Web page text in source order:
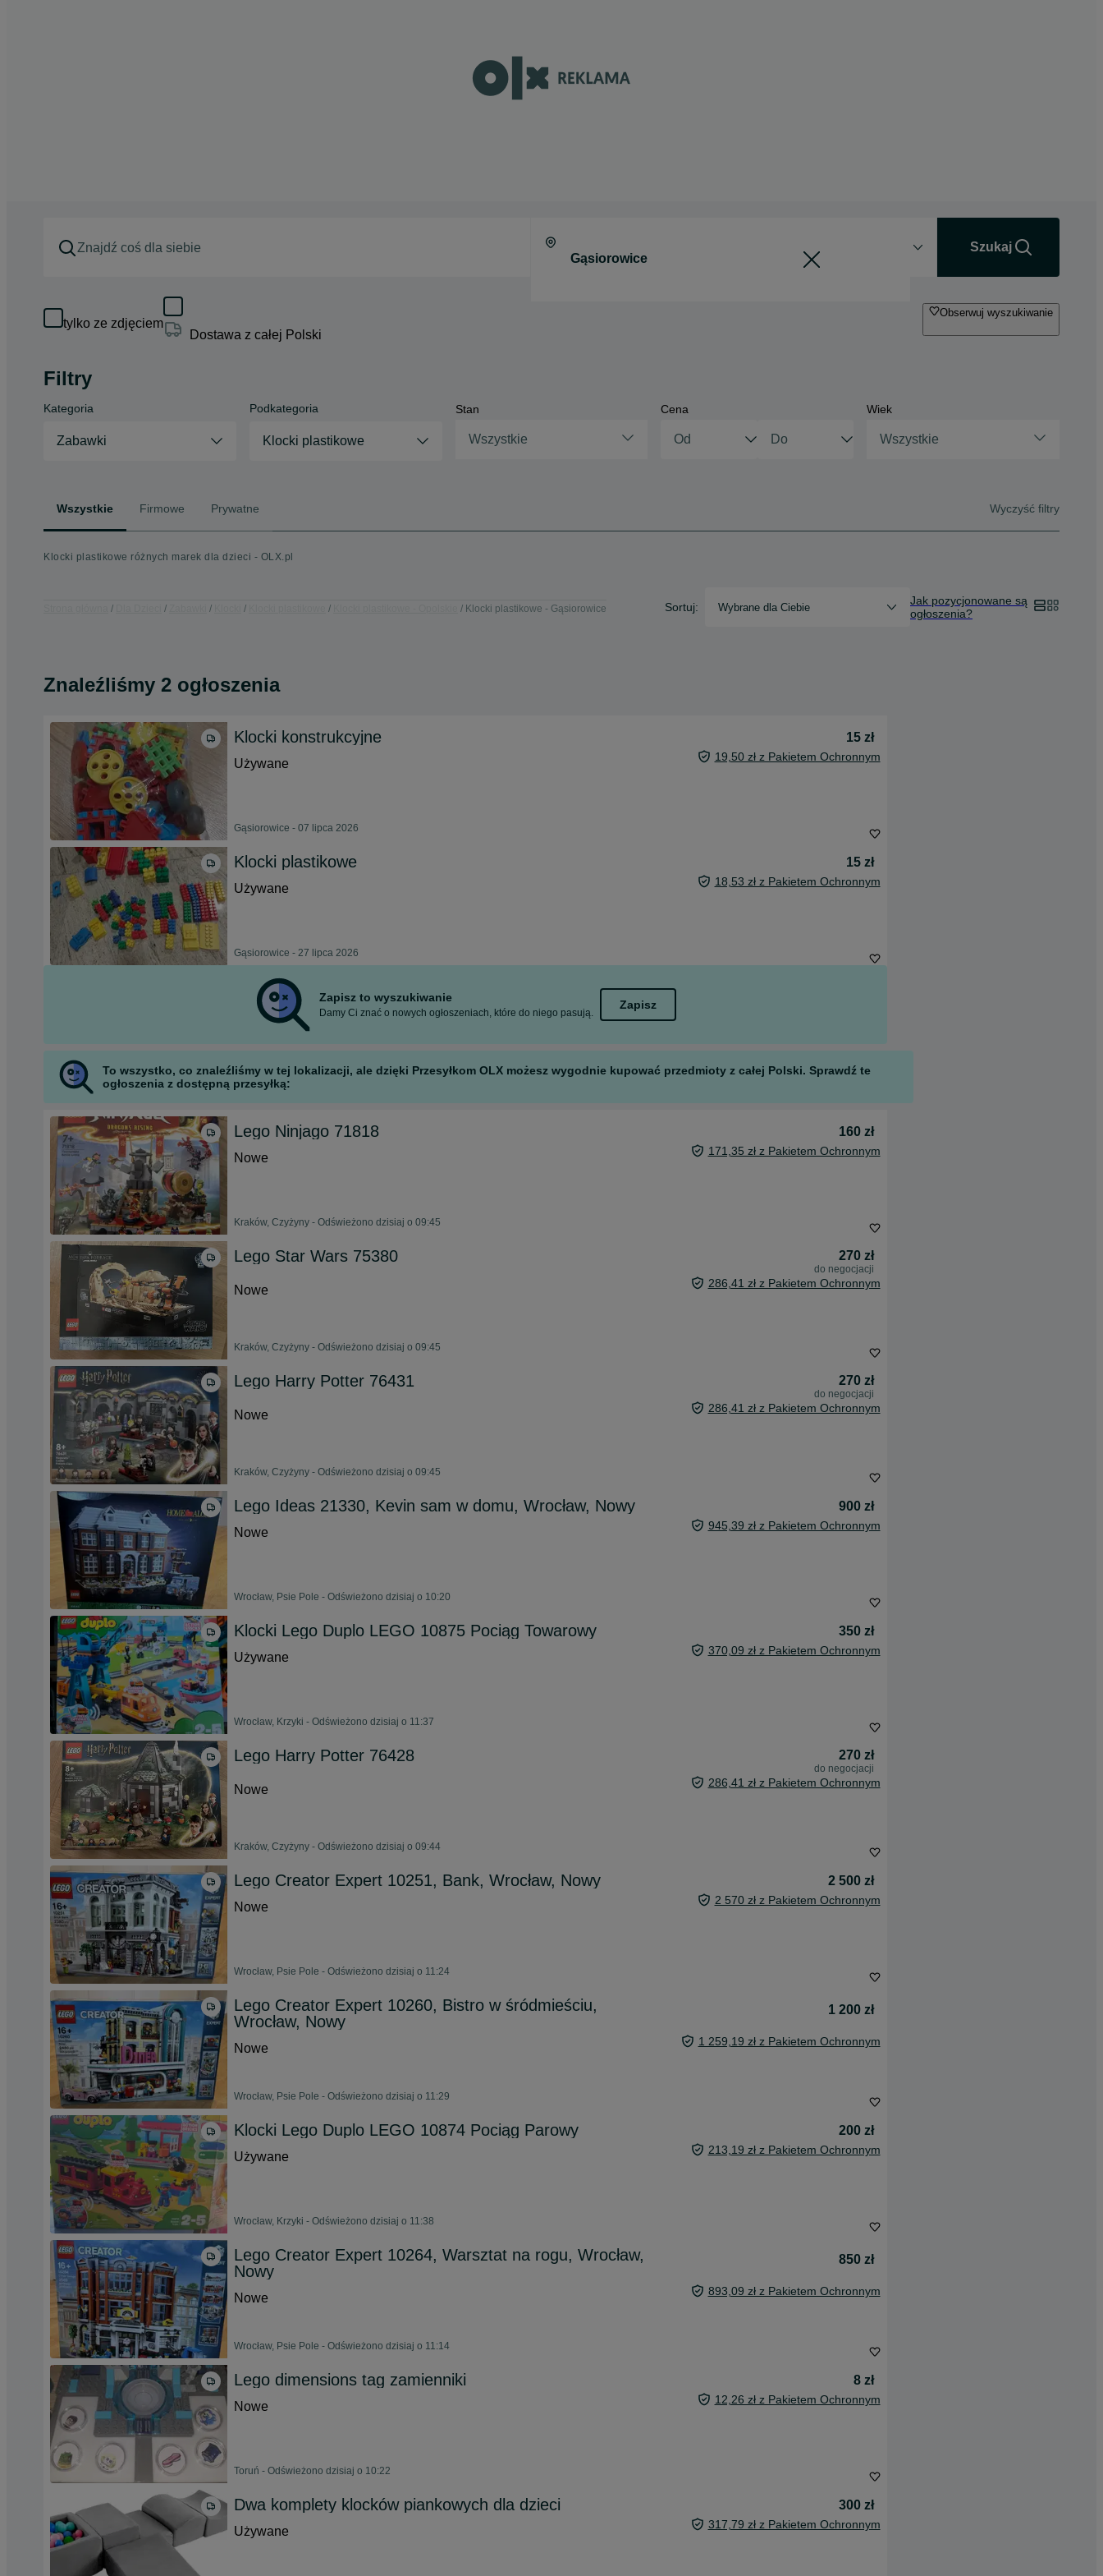
Szukaj
tylko ze zdjęciem
Dostawa z całej Polski
Obserwuj wyszukiwanie
Filtry
Kategoria
Zabawki
Podkategoria
Klocki plastikowe
Stan
Wszystkie
Cena Wiek
Wszystkie
Wszystkie Firmowe Prywatne Wyczyść filtry
Klocki plastikowe różnych marek dla dzieci - OLX.pl
Klocki plastikowe - Gąsiorowice Sortuj: Wybrane dla Ciebie
Jak pozycjonowane są
ogłoszenia?
Znaleźliśmy 2 ogłoszenia
Klocki konstrukcyjne
15 zł
Używane
19,50 zł z Pakietem Ochronnym
Gąsiorowice - 07 lipca 2026
Klocki plastikowe
15 zł
Używane
18,53 zł z Pakietem Ochronnym
Gąsiorowice - 27 lipca 2026
Zapisz to wyszukiwanie
Damy Ci znać o nowych ogłoszeniach, które do niego pasują.
Zapisz
To wszystko, co znaleźliśmy w tej lokalizacji, ale dzięki Przesyłkom OLX możesz wygodnie kupować przedmioty z całej Polski. Sprawdź te
ogłoszenia z dostępną przesyłką:
Lego Ninjago 71818
160 zł
Nowe
171,35 zł z Pakietem Ochronnym
Kraków, Czyżyny - Odświeżono dzisiaj o 09:45
Lego Star Wars 75380 270 zł
do negocjacji
Nowe 286,41 zł z Pakietem Ochronnym
Kraków, Czyżyny - Odświeżono dzisiaj o 09:45
Lego Harry Potter 76431 270 zł
do negocjacji
Nowe 286,41 zł z Pakietem Ochronnym
Kraków, Czyżyny - Odświeżono dzisiaj o 09:45
Lego Ideas 21330, Kevin sam w domu, Wrocław, Nowy
900 zł
Nowe
945,39 zł z Pakietem Ochronnym
Wrocław, Psie Pole - Odświeżono dzisiaj o 10:20
Klocki Lego Duplo LEGO 10875 Pociąg Towarowy
350 zł
Używane
370,09 zł z Pakietem Ochronnym
Wrocław, Krzyki - Odświeżono dzisiaj o 11:37
Lego Harry Potter 76428 270 zł
do negocjacji
Nowe 286,41 zł z Pakietem Ochronnym
Kraków, Czyżyny - Odświeżono dzisiaj o 09:44
Lego Creator Expert 10251, Bank, Wrocław, Nowy
2 500 zł
Nowe
2 570 zł z Pakietem Ochronnym
Wrocław, Psie Pole - Odświeżono dzisiaj o 11:24
Lego Creator Expert 10260, Bistro w śródmieściu,
Wrocław, Nowy
1 200 zł
Nowe 1 259,19 zł z Pakietem Ochronnym
Wrocław, Psie Pole - Odświeżono dzisiaj o 11:29
Klocki Lego Duplo LEGO 10874 Pociąg Parowy
200 zł
Używane
213,19 zł z Pakietem Ochronnym
Wrocław, Krzyki - Odświeżono dzisiaj o 11:38
Lego Creator Expert 10264, Warsztat na rogu, Wrocław,
Nowy
850 zł
Nowe 893,09 zł z Pakietem Ochronnym
Wrocław, Psie Pole - Odświeżono dzisiaj o 11:14
Lego dimensions tag zamienniki
8 zł
Nowe
12,26 zł z Pakietem Ochronnym
Toruń - Odświeżono dzisiaj o 10:22
Dwa komplety klocków piankowych dla dzieci
300 zł
Używane
317,79 zł z Pakietem Ochronnym